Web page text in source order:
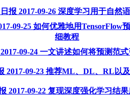
报 2017-09-26 深度学习用于自然
09-25 如何优雅地用TensorFlow
细教程
09-24 一文讲述如何将预测范
2017-09-23 推荐ML、DL、RL以
2017-09-22 复现深度强化学习结